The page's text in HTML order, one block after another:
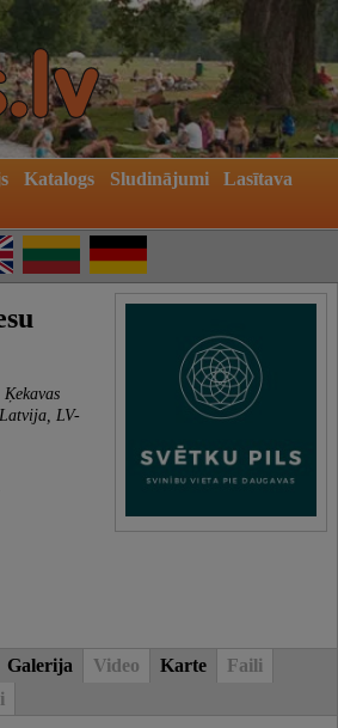
Katalogs Sludinājumi
Lasītava
LV-
Galerija Video Karte
Faili